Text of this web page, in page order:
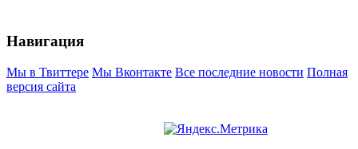
Навигация
Мы в Твиттере Мы Вконтакте Все последние новости Полная
версия сайта